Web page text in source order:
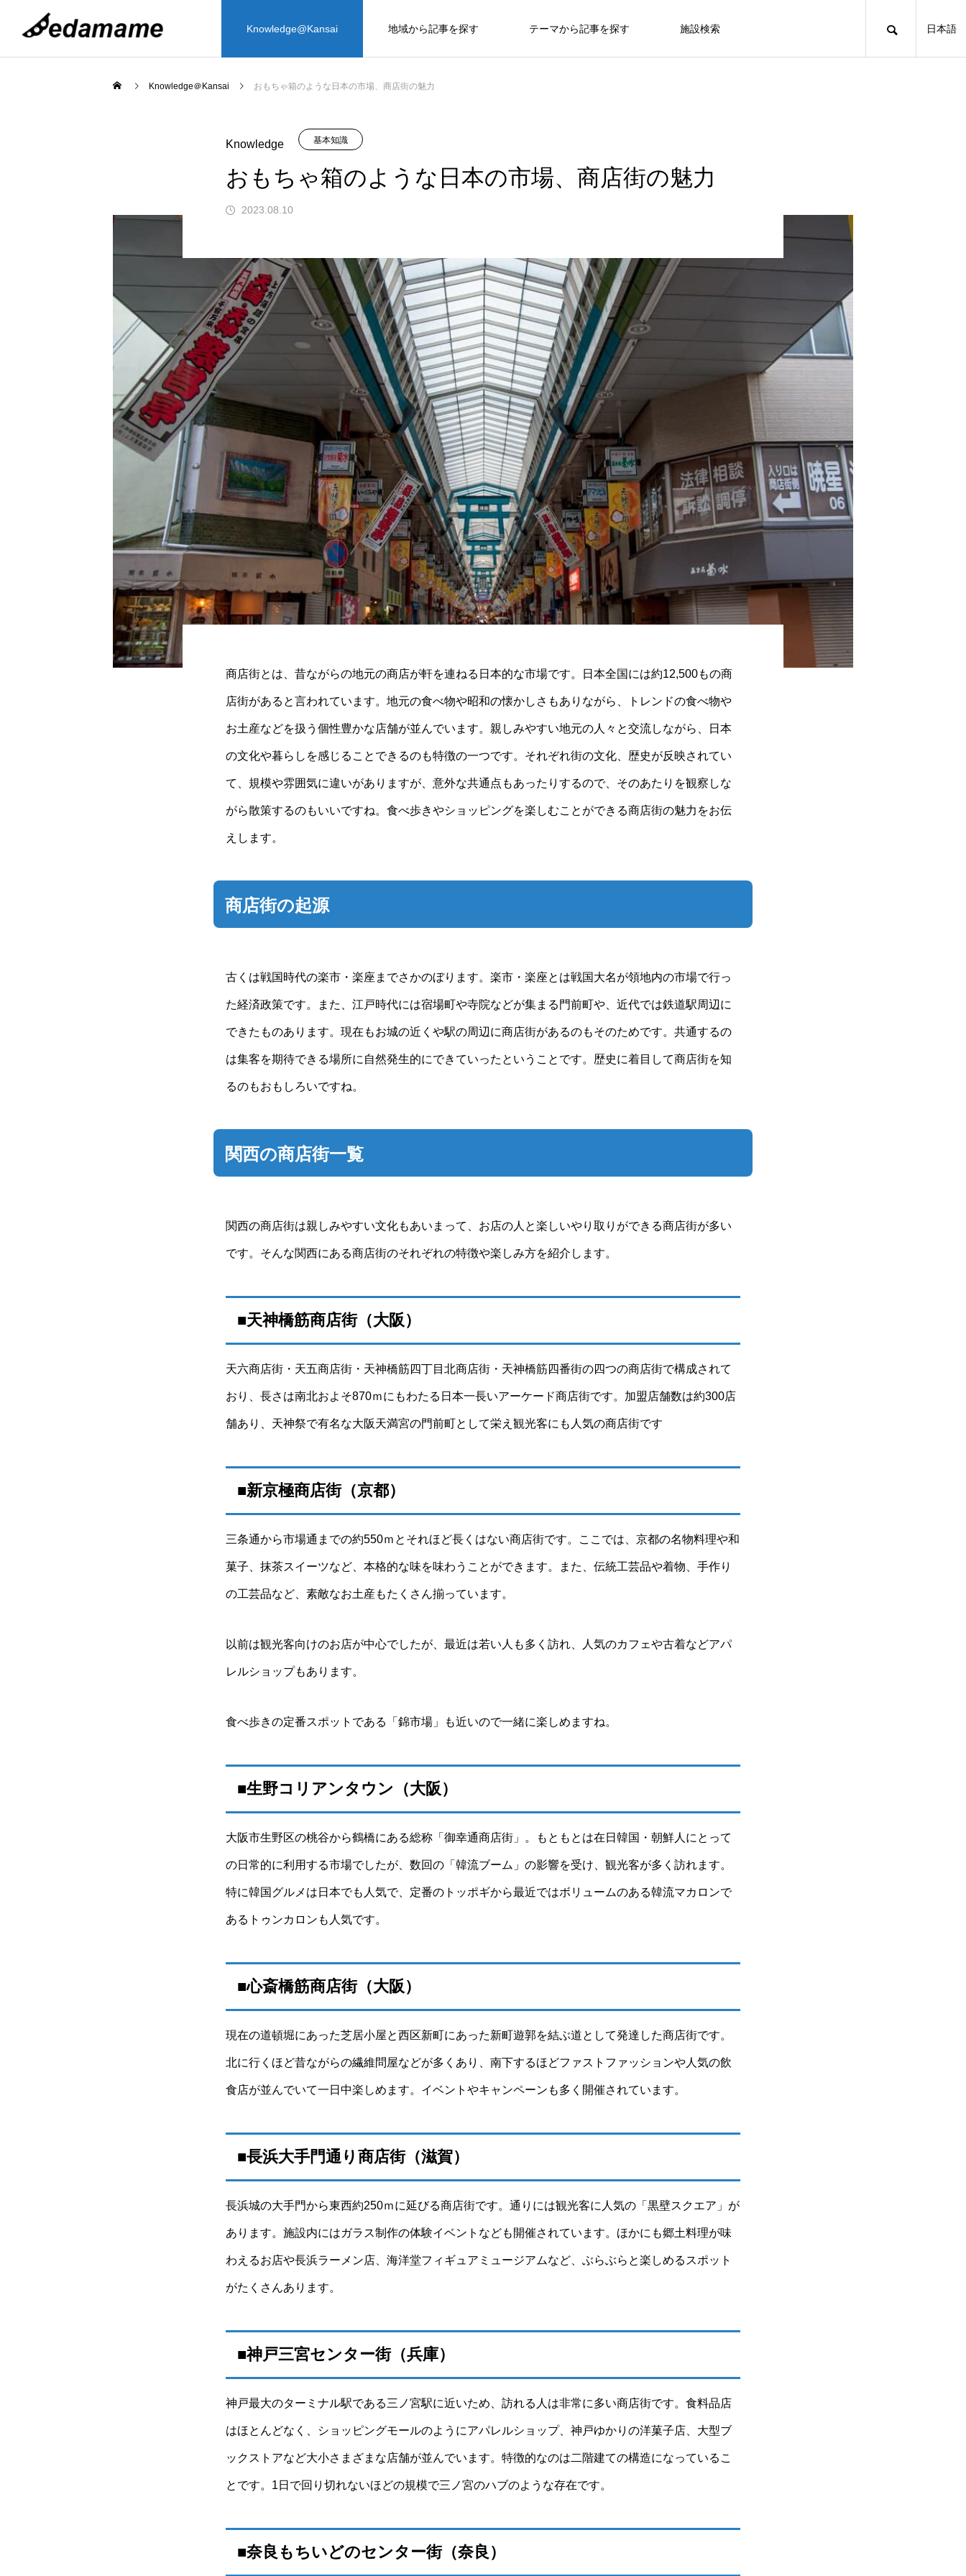
Knowledge@Kansai 地域から記事を探す テーマから記事を探す 施設検索 日本語
Knowledge
日本に来たら食べてほしいおすすめ丼料理！
関西特有の丼も紹介
神社とお寺の違い6つをわかりやすく解説し
ます
忍者の謎：「関西謎学の旅」Journey11
おでんの謎：「関西謎学の旅」Journey
06
京都・大阪旅行の安い時期とは？旅費を
抑えるための3つのポイントも紹介
修験道の謎：「関西謎学の旅」Journey
20
関西のご当地ラーメンおすすめ6選
大阪のおすすめ観光案内所8か所を紹
大阪（新世界・難波・北区周辺）でお
すすめの串カツ店さん4選！老舗から
穴場までご紹介
2024.01.19
大阪のガチャガチャスポットおすすめ
6選
2023.12.29
天ぷら海鮮 米福 四条烏丸店 | 安くて
旨い！天ぷらと海鮮、お寿司、お酒を
思う存分楽しめるお店！
天ぷら割烹矢野 | 絶品天ぷらと絶品手
打ちそばが楽しめる「天ぷら割烹」の
人気店！
2024.03.29
天ぷら京星 | 14年連続ミシュランガイ
ド掲載店。京都が誇る天ぷらの名店！
2024.03.25
大阪周辺（関西地区）のおすすめ夜景
大阪周辺（関西近郊）のおすすめお城
4選
2023.10.10
大人気のカピバラや希少な鳥ハシビロ
コウと触れ合える「神戸どうぶつ王
国」。人気の動物をモチーフにした面
白いお土産や写真映えするカフェメニ
2023.07.19
関西地区のおすすめ温泉5選
奈良の伝統的な寿司。奈良に行ったら
必ず食べたい老舗「柿の葉ずし」5
選。2023.06.07
奈良産の大和野菜を使用した草鍋と地
酒がおいしい「豐樂 （とよのあか
り）」2023.06.07
日本で買えるドリップバッグコーヒー
日本で買えるキャンディーおすすめ8
選
2024.12.04
日本で買えるインスタントコーヒーお
すすめ8選
2024.12.03
外国人向けの浮世絵に関連する日本土
日本土産として外国人におすすめのペ
ンケース6選を紹介
2025.02.03
日本土産におすすめの着物に関係する
アイテム6選を紹介｜外国人向け
2025.01.30
外国人向けの浮世絵に関連する日本土
日本土産として外国人におすすめのペ
ンケース6選を紹介
2025.02.03
日本土産におすすめの着物に関係する
アイテム6選を紹介｜外国人向け
2025.01.30
Knowledge＠Kansai おもちゃ箱のような日本の市場、商店街の魅力
Knowledge 基本知識
おもちゃ箱のような日本の市場、商店街の魅力
2023.08.10
商店街とは、昔ながらの地元の商店が軒を連ねる日本的な市場です。日本全国には約12,500もの商
店街があると言われています。地元の食べ物や昭和の懐かしさもありながら、トレンドの食べ物や
お土産などを扱う個性豊かな店舗が並んでいます。親しみやすい地元の人々と交流しながら、日本
の文化や暮らしを感じることできるのも特徴の一つです。それぞれ街の文化、歴史が反映されてい
て、規模や雰囲気に違いがありますが、意外な共通点もあったりするので、そのあたりを観察しな
がら散策するのもいいですね。食べ歩きやショッピングを楽しむことができる商店街の魅力をお伝
えします。
商店街の起源
古くは戦国時代の楽市・楽座までさかのぼります。楽市・楽座とは戦国大名が領地内の市場で行っ
た経済政策です。また、江戸時代には宿場町や寺院などが集まる門前町や、近代では鉄道駅周辺に
できたものあります。現在もお城の近くや駅の周辺に商店街があるのもそのためです。共通するの
は集客を期待できる場所に自然発生的にできていったということです。歴史に着目して商店街を知
るのもおもしろいですね。
関西の商店街一覧
関西の商店街は親しみやすい文化もあいまって、お店の人と楽しいやり取りができる商店街が多い
です。そんな関西にある商店街のそれぞれの特徴や楽しみ方を紹介します。
■天神橋筋商店街（大阪）
天六商店街・天五商店街・天神橋筋四丁目北商店街・天神橋筋四番街の四つの商店街で構成されて
おり、長さは南北およそ870ｍにもわたる日本一長いアーケード商店街です。加盟店舗数は約300店
舗あり、天神祭で有名な大阪天満宮の門前町として栄え観光客にも人気の商店街です
■新京極商店街（京都）
三条通から市場通までの約550ｍとそれほど長くはない商店街です。ここでは、京都の名物料理や和
菓子、抹茶スイーツなど、本格的な味を味わうことができます。また、伝統工芸品や着物、手作り
の工芸品など、素敵なお土産もたくさん揃っています。
以前は観光客向けのお店が中心でしたが、最近は若い人も多く訪れ、人気のカフェや古着などアパ
レルショップもあります。
食べ歩きの定番スポットである「錦市場」も近いので一緒に楽しめますね。
■生野コリアンタウン（大阪）
大阪市生野区の桃谷から鶴橋にある総称「御幸通商店街」。もともとは在日韓国・朝鮮人にとって
の日常的に利用する市場でしたが、数回の「韓流ブーム」の影響を受け、観光客が多く訪れます。
特に韓国グルメは日本でも人気で、定番のトッポギから最近ではボリュームのある韓流マカロンで
あるトゥンカロンも人気です。
■心斎橋筋商店街（大阪）
現在の道頓堀にあった芝居小屋と西区新町にあった新町遊郭を結ぶ道として発達した商店街です。
北に行くほど昔ながらの繊維問屋などが多くあり、南下するほどファストファッションや人気の飲
食店が並んでいて一日中楽しめます。イベントやキャンペーンも多く開催されています。
■長浜大手門通り商店街（滋賀）
長浜城の大手門から東西約250ｍに延びる商店街です。通りには観光客に人気の「黒壁スクエア」が
あります。施設内にはガラス制作の体験イベントなども開催されています。ほかにも郷土料理が味
わえるお店や長浜ラーメン店、海洋堂フィギュアミュージアムなど、ぶらぶらと楽しめるスポット
がたくさんあります。
■神戸三宮センター街（兵庫）
神戸最大のターミナル駅である三ノ宮駅に近いため、訪れる人は非常に多い商店街です。食料品店
はほとんどなく、ショッピングモールのようにアパレルショップ、神戸ゆかりの洋菓子店、大型ブ
ックストアなど大小さまざまな店舗が並んでいます。特徴的なのは二階建ての構造になっているこ
とです。1日で回り切れないほどの規模で三ノ宮のハブのような存在です。
■奈良もちいどのセンター街（奈良）